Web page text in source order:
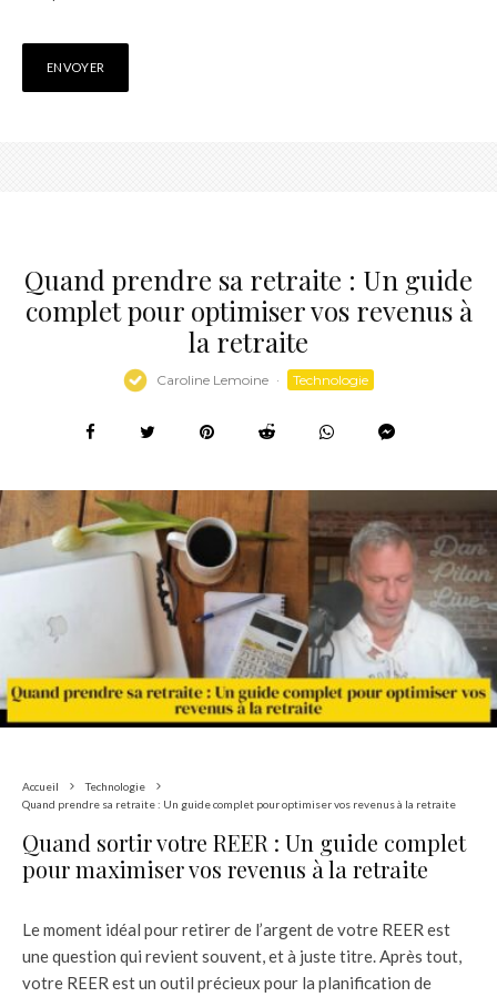
Quand prendre sa retraite : Un guide
complet pour optimiser vos revenus à
la retraite
Caroline Lemoine · Technologie
Accueil
Technologie
Quand prendre sa retraite : Un guide complet pour optimiser vos revenus à la retraite
Quand sortir votre REER : Un guide complet
pour maximiser vos revenus à la retraite
Le moment idéal pour retirer de l’argent de votre REER est
une question qui revient souvent, et à juste titre. Après tout,
votre REER est un outil précieux pour la planification de